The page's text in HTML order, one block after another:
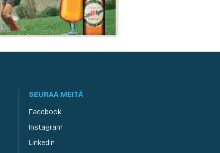
SEURAA MEITÄ
Facebook
Instagram
LinkedIn